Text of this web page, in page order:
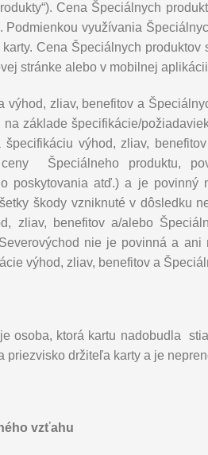
Cena Špeciálnych
Podmienkou využívania
Cena Špeciálnych
stránke alebo v mobilnej
výhod, zliav, benefitov a
základe špecifikácie/
špecifikáciu výhod, zliav,
ceny Špeciálneho produktu,
poskytovania atď.) a je povinný
škody vzniknuté v dôsledku
zliav, benefitov a/alebo
nie je povinná a ani
výhod, zliav, benefitov a
osoba, ktorá kartu nadobudla
priezvisko držiteľa karty a je
vzťahu